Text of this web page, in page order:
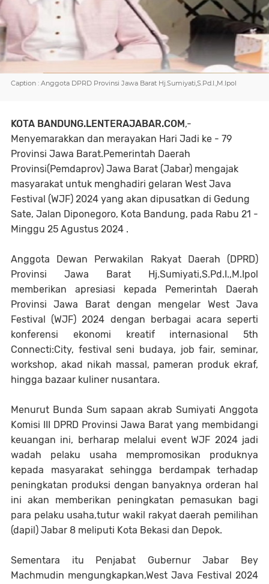
Caption : Anggota DPRD Provinsi Jawa Barat Hj.Sumiyati,S.Pd.I.,M.Ipol
KOTA BANDUNG.LENTERAJABAR.COM,-
Menyemarakkan dan merayakan Hari Jadi ke - 79
Provinsi Jawa Barat.Pemerintah Daerah
Provinsi(Pemdaprov) Jawa Barat (Jabar) mengajak
masyarakat untuk menghadiri gelaran West Java
Festival (WJF) 2024 yang akan dipusatkan di Gedung
Sate, Jalan Diponegoro, Kota Bandung, pada Rabu 21 -
Minggu 25 Agustus 2024 .
Anggota Dewan Perwakilan Rakyat Daerah (DPRD)
Provinsi Jawa Barat Hj.Sumiyati,S.Pd.I.,M.Ipol
memberikan apresiasi kepada Pemerintah Daerah
Provinsi Jawa Barat dengan mengelar West Java
Festival (WJF) 2024 dengan berbagai acara seperti
konferensi ekonomi kreatif internasional 5th
Connecti:City, festival seni budaya, job fair, seminar,
workshop, akad nikah massal, pameran produk ekraf,
hingga bazaar kuliner nusantara.
Menurut Bunda Sum sapaan akrab Sumiyati Anggota
Komisi III DPRD Provinsi Jawa Barat yang membidangi
keuangan ini, berharap melalui event WJF 2024 jadi
wadah pelaku usaha mempromosikan produknya
kepada masyarakat sehingga berdampak terhadap
peningkatan produksi dengan banyaknya orderan hal
ini akan memberikan peningkatan pemasukan bagi
para pelaku usaha,tutur wakil rakyat daerah pemilihan
(dapil) Jabar 8 meliputi Kota Bekasi dan Depok.
Sementara itu Penjabat Gubernur Jabar Bey
Machmudin mengungkapkan,West Java Festival 2024